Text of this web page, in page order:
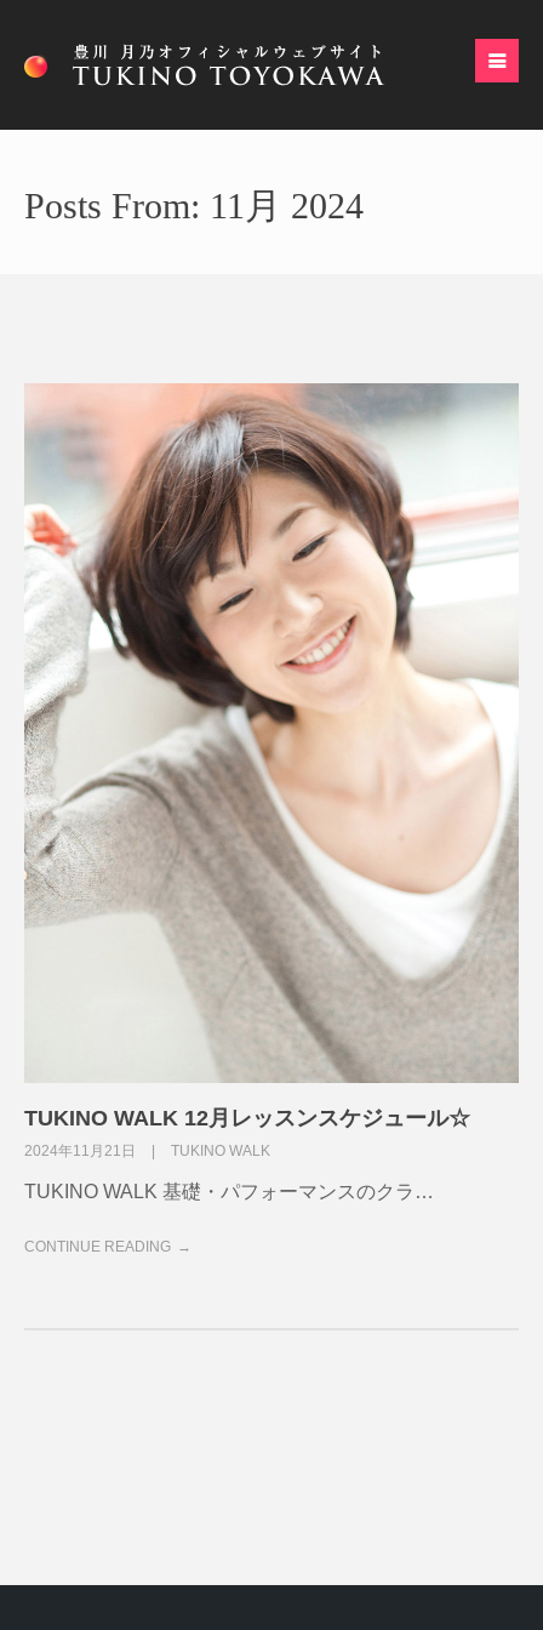
Posts From: 11月 2024
TUKINO WALK 12月レッスンスケジュール☆
2024年11月21日 TUKINO WALK
TUKINO WALK 基礎・パフォーマンスのクラ…
CONTINUE READING